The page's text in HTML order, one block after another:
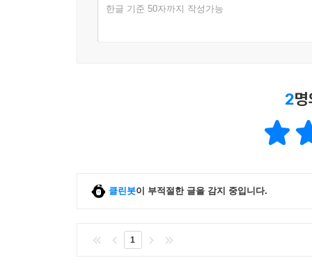
한글 기준 50자까지 작성가능
2
클린봇이 부적절한 글을 감지 중입니다.
1